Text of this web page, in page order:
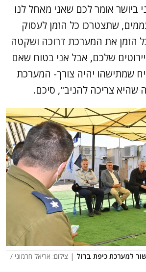
ביושר אומר לכם שאני מאחל לנו
שתצטרכו כל הזמן לעסוק
הזמן את המערכת דרוכה ושקטה
שלכם, אבל אני בטוח שאם
שמתישהו יהיה צורך- המערכת
שהיא צריכה להניב", סיכם.
למערכת כיפת ברזל | צילום: אריאל חרמוני /